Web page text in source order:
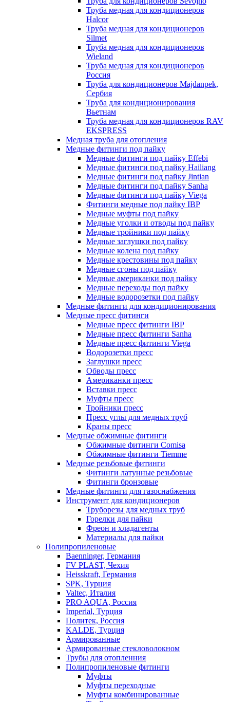
Труба медная для кондиционеров
Halcor
Труба медная для кондиционеров
Silmet
Труба медная для кондиционеров
Wieland
Труба медная для кондиционеров
Россия
Труба для кондиционеров Majdanpek,
Сербия
Труба для кондиционирования
Вьетнам
Труба медная для кондиционеров RAV
EKSPRESS
Медная труба для отопления
Медные фитинги под пайку
Медные фитинги под пайку Effebi
Медные фитинги под пайку Hailiang
Медные фитинги под пайку Jintian
Медные фитинги под пайку Sanha
Медные фитинги под пайку Viega
Фитинги медные под пайку IBP
Медные муфты под пайку
Медные уголки и отводы под пайку
Медные тройники под пайку
Медные заглушки под пайку
Медные колена под пайку
Медные крестовины под пайку
Медные сгоны под пайку
Медные американки под пайку
Медные переходы под пайку
Медные водорозетки под пайку
Медные фитинги для кондиционирования
Медные пресс фитинги
Медные пресс фитинги IBP
Медные пресс фитинги Sanha
Медные пресс фитинги Viega
Водорозетки пресс
Заглушки пресс
Обводы пресс
Американки пресс
Вставки пресс
Муфты пресс
Тройники пресс
Пресс углы для медных труб
Краны пресс
Медные обжимные фитинги
Обжимные фитинги Comisa
Обжимные фитинги Tiemme
Медные резьбовые фитинги
Фитинги латунные резьбовые
Фитинги бронзовые
Медные фитинги для газоснабжения
Инструмент для кондиционеров
Труборезы для медных труб
Горелки для пайки
Фреон и хладагенты
Материалы для пайки
Полипропиленовые
Baenninger, Германия
FV PLAST, Чехия
Heisskraft, Германия
SPK, Турция
Valtec, Италия
PRO AQUA, Россия
Imperial, Турция
Политек, Россия
KALDE, Турция
Армированные
Армированные стекловолокном
Трубы для отопленния
Полипропиленовые фитинги
Муфты
Муфты переходные
Муфты комбинированные